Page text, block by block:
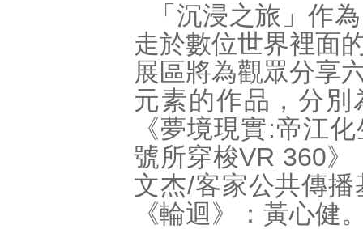
「沉浸之旅」作
走於數位世界裡面
展區將為觀眾分享
元素的作品，分別
《夢境現實:帝江
號所穿梭VR 360
文杰/客家公共傳
《輪迴》：黃心健